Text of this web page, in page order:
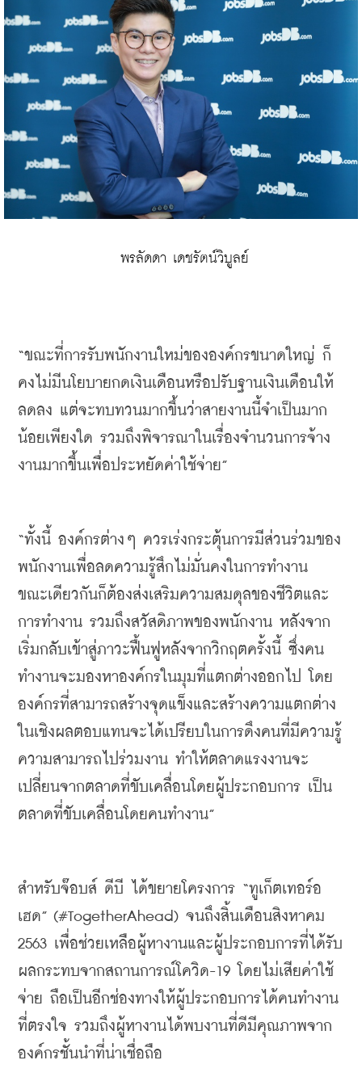
พรลัดดา เดชรัตน์วิบูลย์
“ขณะที่การรับพนักงานใหม่ขององค์กรขนาดใหญ่ ก็
คงไม่มีนโยบายกดเงินเดือนหรือปรับฐานเงินเดือนให้
ลดลง แต่จะทบทวนมากขึ้นว่าสายงานนี้จำเป็นมาก
น้อยเพียงใด รวมถึงพิจารณาในเรื่องจำนวนการจ้าง
งานมากขึ้นเพื่อประหยัดค่าใช้จ่าย”
“ทั้งนี้ องค์กรต่างๆ ควรเร่งกระตุ้นการมีส่วนร่วมของ
พนักงานเพื่อลดความรู้สึกไม่มั่นคงในการทำงาน
ขณะเดียวกันก็ต้องส่งเสริมความสมดุลของชีวิตและ
การทำงาน รวมถึงสวัสดิภาพของพนักงาน หลังจาก
เริ่มกลับเข้าสู่ภาวะฟื้นฟูหลังจากวิกฤตครั้งนี้ ซึ่งคน
ทำงานจะมองหาองค์กรในมุมที่แตกต่างออกไป
โดย
องค์กรที่สามารถสร้างจุดแข็งและสร้างความแตกต่าง
ในเชิงผลตอบแทนจะได้เปรียบในการดึงคนที่มีความรู้
ความสามารถไปร่วมงาน ทำให้ตลาดแรงงานจะ
เปลี่ยนจากตลาดที่ขับเคลื่อนโดยผู้ประกอบการ เป็น
ตลาดที่ขับเคลื่อนโดยคนทำงาน”
สำหรับจ๊อบส์ ดีบี ได้ขยายโครงการ “ทูเก็ตเทอร์อ
เฮด” (#TogetherAhead) จนถึงสิ้นเดือนสิงหาคม
2563 เพื่อช่วยเหลือผู้หางานและผู้ประกอบการที่ได้รับ
ผลกระทบจากสถานการณ์โควิด-19 โดยไม่เสียค่าใช้
จ่าย ถือเป็นอีกช่องทางให้ผู้ประกอบการได้คนทำงาน
ที่ตรงใจ รวมถึงผู้หางานได้พบงานที่ดีมีคุณภาพจาก
องค์กรชั้นนำที่น่าเชื่อถือ